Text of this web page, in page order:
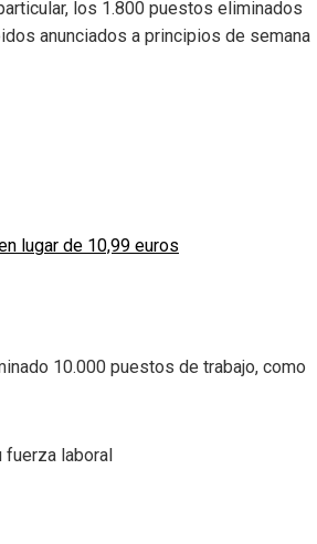
los 1.800 puestos eliminados
anunciados a principios de semana
lugar de 10,99 euros
10.000 puestos de trabajo, como
fuerza laboral